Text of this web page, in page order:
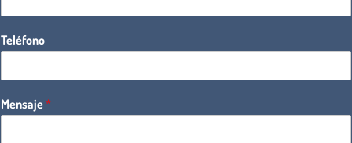
Teléfono
Mensaje*